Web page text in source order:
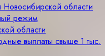
области
режим
области
выплаты свыше 1 тыс.